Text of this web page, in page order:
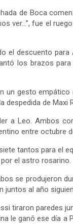
de Boca
ver…”, fue el
el descuento para
los brazos
un gesto
despedida de Maxi
a Leo. Ambos
entre octubre
tantos para el
el astro rosarino.
se produjeron
al año
tiraron paredes
le ganó ese día a